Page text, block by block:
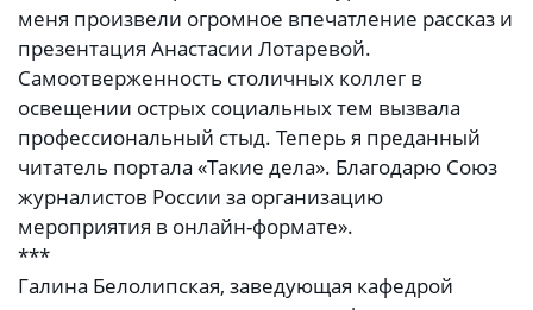
меня произвели огромное впечатление рассказ и
презентация Анастасии Лотаревой.
Самоотверженность столичных коллег в
освещении острых социальных тем вызвала
профессиональный стыд. Теперь я преданный
читатель портала «Такие дела». Благодарю Союз
журналистов России за организацию
мероприятия в онлайн-формате».
***
Галина Белолипская, заведующая кафедрой